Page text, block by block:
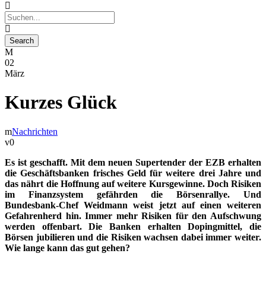
02
März
Kurzes Glück
Nachrichten
0
Es ist geschafft. Mit dem neuen Supertender der EZB erhalten
die Geschäftsbanken frisches Geld für weitere drei Jahre und
das nährt die Hoffnung auf weitere Kursgewinne. Doch Risiken
im Finanzsystem gefährden die Börsenrallye. Und
Bundesbank-Chef Weidmann weist jetzt auf einen weiteren
Gefahrenherd hin. Immer mehr Risiken für den Aufschwung
werden offenbart. Die Banken erhalten Dopingmittel, die
Börsen jubilieren und die Risiken wachsen dabei immer weiter.
Wie lange kann das gut gehen?